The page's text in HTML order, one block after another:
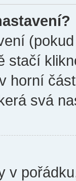
stačí
horní
svá
v